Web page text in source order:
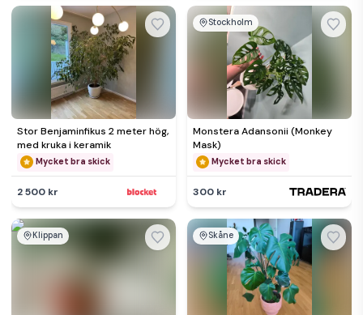
Stor Benjaminfikus 2 meter hög,
med kruka i keramik
Mycket bra skick
2 500 kr
Stockholm
Monstera Adansonii (Monkey
Mask)
Mycket bra skick
300 kr
Klippan Skåne